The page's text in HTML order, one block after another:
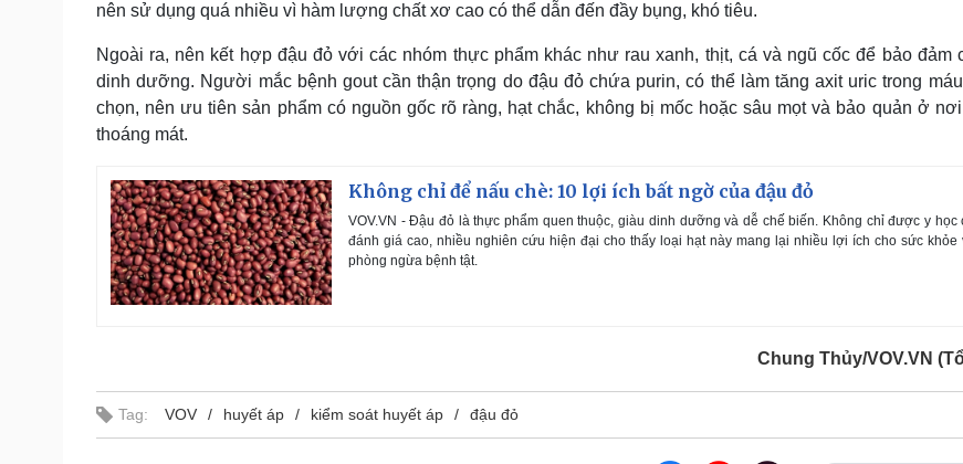
nên sử dụng quá nhiều vì hàm lượng chất xơ cao có thể dẫn đến đầy bụng, khó tiêu.
Ngoài ra, nên kết hợp đậu đỏ với các nhóm thực phẩm khác như rau xanh, thịt, cá và ngũ cốc để bảo đảm
dinh dưỡng. Người mắc bệnh gout cần thận trọng do đậu đỏ chứa purin, có thể làm tăng axit uric trong
chọn, nên ưu tiên sản phẩm có nguồn gốc rõ ràng, hạt chắc, không bị mốc hoặc sâu mọt và bảo quản ở
thoáng mát.
Không chỉ để nấu chè: 10 lợi ích bất ngờ của đậu đỏ
VOV.VN - Đậu đỏ là thực phẩm quen thuộc, giàu dinh dưỡng và dễ chế biến. Không chỉ được y học
đánh giá cao, nhiều nghiên cứu hiện đại cho thấy loại hạt này mang lại nhiều lợi ích cho sức khỏe
phòng ngừa bệnh tật.
Chung Thủy/VOV.VN
Tag: VOV huyết áp kiểm soát huyết áp đậu đỏ